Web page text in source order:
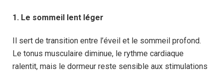
1. Le sommeil lent léger
Il sert de transition entre l’éveil et le sommeil profond.
Le tonus musculaire diminue, le rythme cardiaque
ralentit, mais le dormeur reste sensible aux stimulations